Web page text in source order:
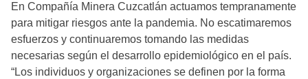
En Compañía Minera Cuzcatlán actuamos tempranamente
para mitigar riesgos ante la pandemia. No escatimaremos
esfuerzos y continuaremos tomando las medidas
necesarias según el desarrollo epidemiológico en el país.
“Los individuos y organizaciones se definen por la forma